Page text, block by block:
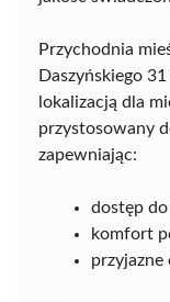
Przychodnia
Daszyńskiego
lokalizacją dla
przystosowany
zapewniając:
dostęp
komfort
przyjazne